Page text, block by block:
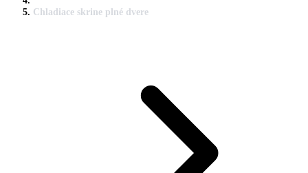
Chladiace skrine plné dvere